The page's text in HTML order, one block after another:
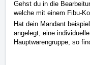
Gehst du in die
welche mit einem Fibu-
Hat dein Mandant
angelegt, eine
Hauptwarengruppe, so